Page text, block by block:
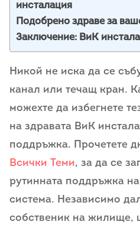
инсталация
Подобрено здраве за
Заключение: ВиК
Никой не иска да се
канал или течащ кран.
можехте да избегнете
на здравата ВиК
поддръжка. Прочетете
Всички Теми, за да се
рутинната поддръжка
система. Независимо
собственик на жилище,